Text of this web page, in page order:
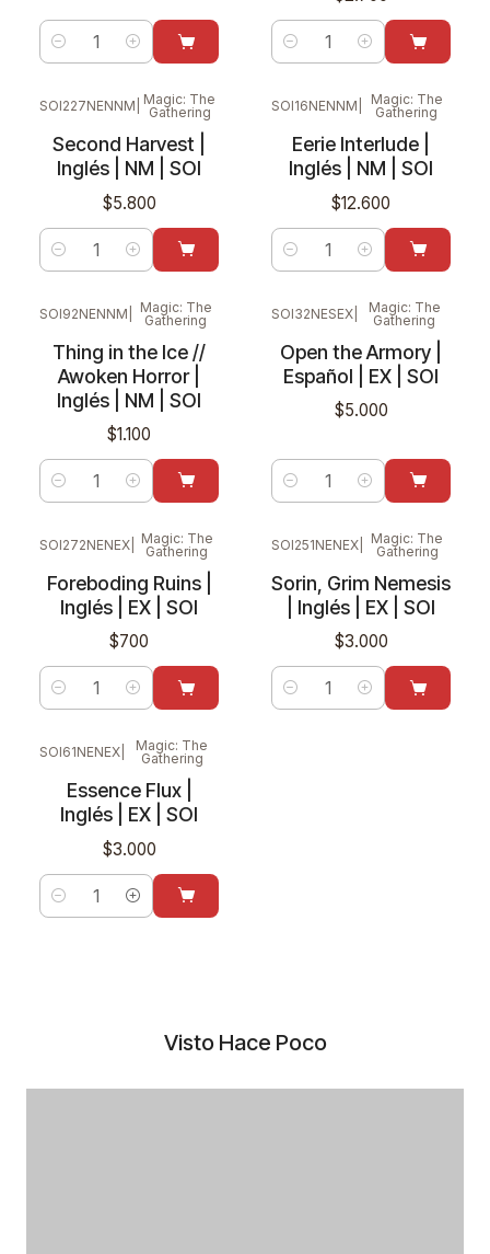
Cantidad Cantidad
SOI227NENNM Magic: The
Gathering
Second Harvest |
Inglés | NM | SOI
$5.800
Cantidad
SOI16NENNM
Magic: The
Gathering
Eerie Interlude |
Inglés | NM | SOI
$12.600
Cantidad
Nuevo
SOI92NENNM
Magic: The
Gathering
Thing in the Ice //
Awoken Horror |
Inglés | NM | SOI
$1.100
Cantidad
SOI32NESEX
Magic: The
Gathering
Open the Armory |
Español | EX | SOI
$5.000
Cantidad
Nuevo
SOI272NENEX
Magic: The
Gathering
Foreboding Ruins |
Inglés | EX | SOI
$700
Cantidad
Nuevo
SOI251NENEX
Magic: The
Gathering
Sorin, Grim Nemesis
| Inglés | EX | SOI
$3.000
Cantidad
Nuevo
SOI61NENEX
Magic: The
Gathering
Essence Flux |
Inglés | EX | SOI
$3.000
Cantidad
Visto Hace Poco